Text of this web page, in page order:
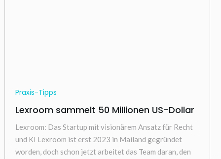
Praxis-Tipps
Lexroom sammelt 50 Millionen US-Dollar
Lexroom: Das Startup mit visionärem Ansatz für Recht
und KI Lexroom ist erst 2023 in Mailand gegründet
worden, doch schon jetzt arbeitet das Team daran, den